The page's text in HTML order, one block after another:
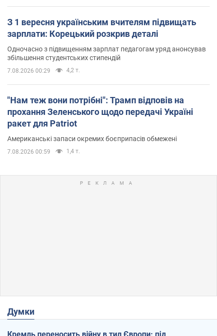
З 1 вересня українським вчителям підвищать
зарплати: Корецький розкрив деталі
Одночасно з підвищенням зарплат педагогам уряд анонсував
збільшення студентських стипендій
7.08.2026 00:29 4,2 т.
"Нам теж вони потрібні": Трамп відповів на
прохання Зеленського щодо передачі Україні
ракет для Patriot
Американські запаси окремих боєприпасів обмежені
7.08.2026 00:59 1,4 т.
Думки